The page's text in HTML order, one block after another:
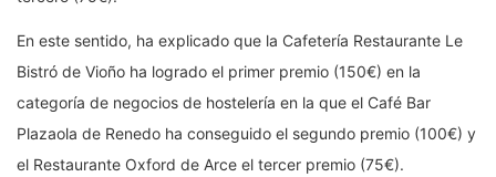
En este sentido, ha explicado que la Cafetería Restaurante Le
Bistró de Vioño ha logrado el primer premio (150€) en la
categoría de negocios de hostelería en la que el Café Bar
Plazaola de Renedo ha conseguido el segundo premio (100€) y
el Restaurante Oxford de Arce el tercer premio (75€).